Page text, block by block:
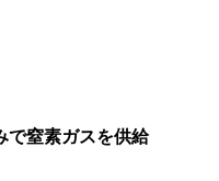
で窒素ガスを供給